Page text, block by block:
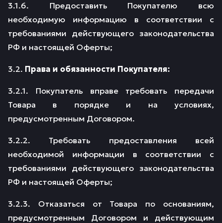
3.1.6. Предоставить Покупателю всю
необходимую информацию в соответствии с
требованиями действующего законодательства
РФ и настоящей Оферты;
3.2. Права и обязанности Покупателя:
3.2.1. Покупатель вправе требовать передачи
Товара в порядке и на условиях,
предусмотренным Договором.
3.2.2. Требовать предоставления всей
необходимой информации в соответствии с
требованиями действующего законодательства
РФ и настоящей Оферты;
3.2.3. Отказаться от Товара по основаниям,
предусмотренным Договором и действующим